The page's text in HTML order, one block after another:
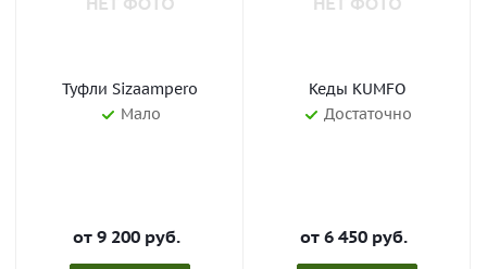
Туфли Sizaampero
Мало
от 9 200 руб.
Кеды KUMFO
Достаточно
от 6 450 руб.